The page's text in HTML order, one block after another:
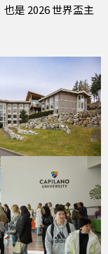
是 2026 世界盃主